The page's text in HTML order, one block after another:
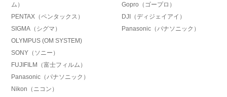
ム）
PENTAX（ペンタックス）
SIGMA（シグマ）
OLYMPUS (OM SYSTEM)
SONY（ソニー）
FUJIFILM（富士フィルム）
Panasonic（パナソニック）
Nikon（ニコン）
Gopro（ゴープロ）
DJI（ディジェイアイ）
Panasonic（パナソニック）